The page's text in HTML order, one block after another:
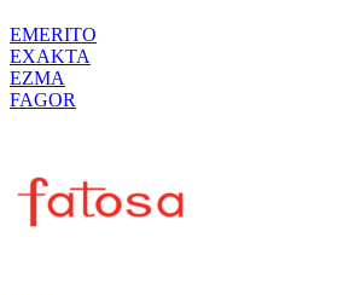
EMERITO
EXAKTA
EZMA
FAGOR